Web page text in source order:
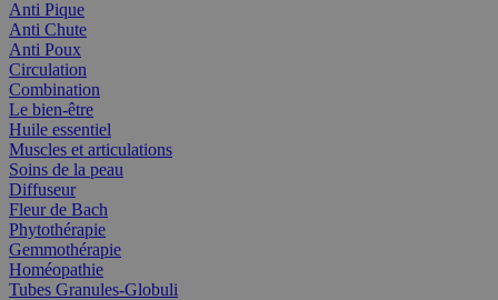
Anti Pique
Anti Chute
Anti Poux
Circulation
Combination
Le bien-être
Huile essentiel
Muscles et articulations
Soins de la peau
Diffuseur
Fleur de Bach
Phytothérapie
Gemmothérapie
Homéopathie
Tubes Granules-Globuli